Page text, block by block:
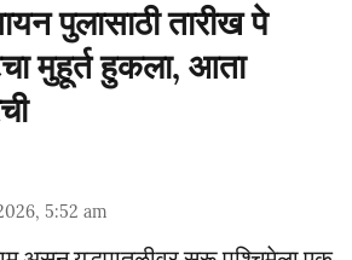
पुलासाठी तारीख पे
मुहूर्त हुकला, आता
5:52 am